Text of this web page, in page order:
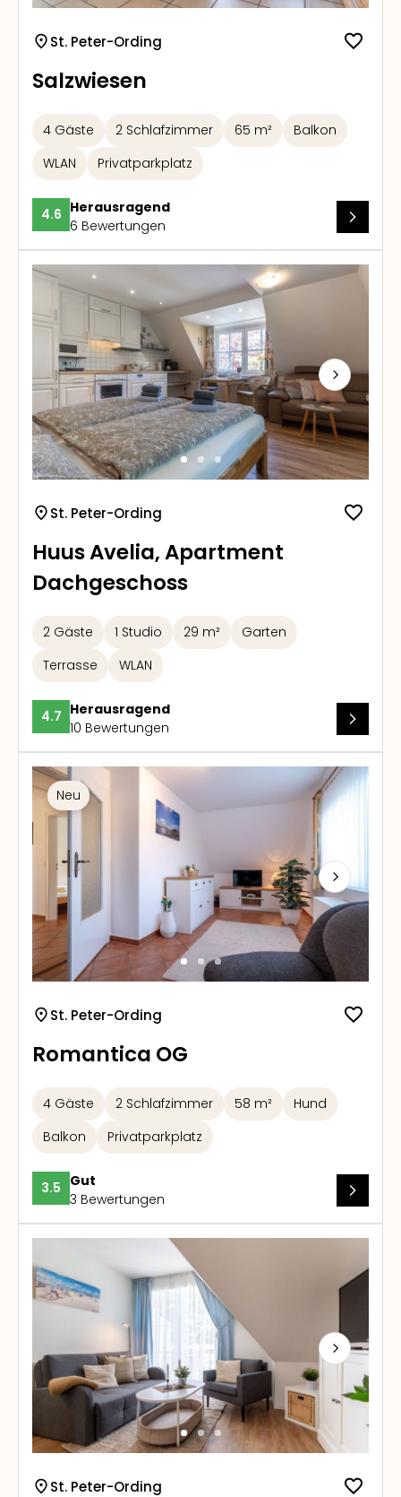
St. Peter-Ording
Salzwiesen
4 Gäste 2 Schlafzimmer 65 m²
Balkon
WLAN
Privatparkplatz
4.6 Herausragend
6 Bewertungen
Next
St. Peter-Ording
Huus Avelia, Apartment
Dachgeschoss
2 Gäste 1 Studio 29 m²
Garten
Terrasse
WLAN
4.7 Herausragend
10 Bewertungen
Neu
Next
St. Peter-Ording
Romantica OG
4 Gäste 2 Schlafzimmer 58 m²
Hund
Balkon
Privatparkplatz
3.5 Gut
3 Bewertungen
Next
St. Peter-Ording